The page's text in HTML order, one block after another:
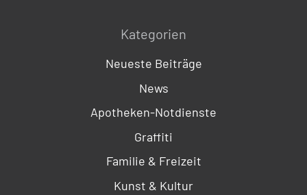
Kategorien
Neueste Beiträge
News
Apotheken-Notdienste
Graffiti
Familie & Freizeit
Kunst & Kultur